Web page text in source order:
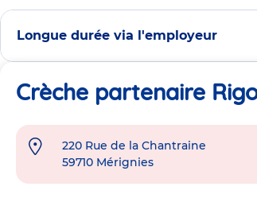
Longue durée via l'employeur
Crèche partenaire
Adresse
220 Rue de la Chantraine
59710 Mérignies